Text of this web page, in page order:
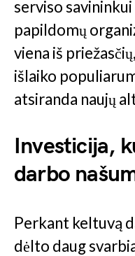
serviso
papildomų
viena iš
išlaiko
atsiranda naujų
Investicija,
darbo
Perkant keltuvą
dėlto daug